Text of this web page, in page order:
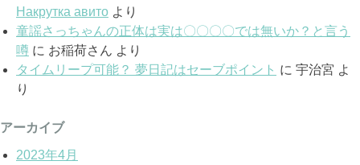
Накрутка авито より
童謡さっちゃんの正体は実は〇〇〇〇では無いか？と言う
噂 に お稲荷さん より
タイムリープ可能？ 夢日記はセーブポイント に 宇治宮 よ
り
アーカイブ
2023年4月